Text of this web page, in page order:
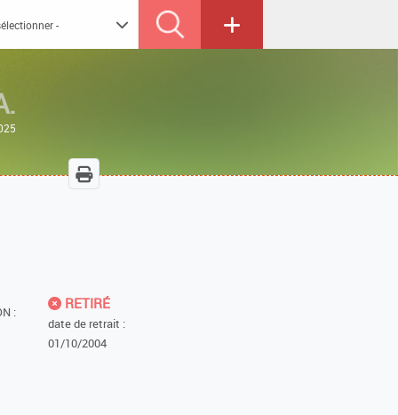
:
RETIRÉ
date de retrait :
01/10/2004